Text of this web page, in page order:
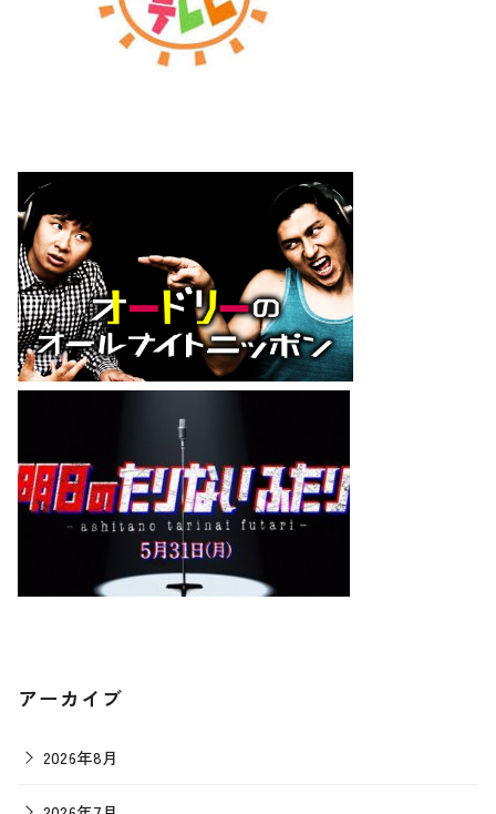
アーカイブ
2026年8月